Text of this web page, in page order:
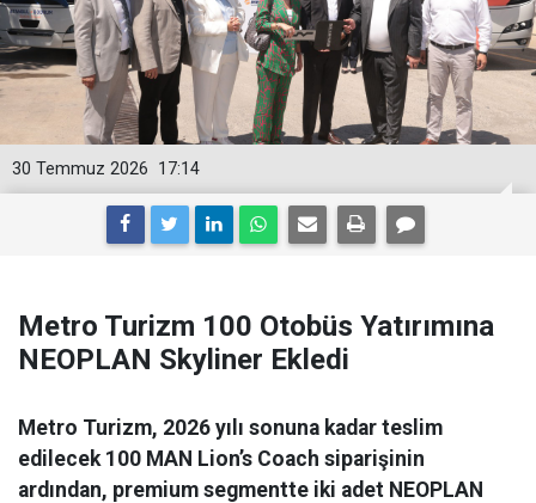
17:14
30 Temmuz 2026
Metro Turizm 100 Otobüs Yatırımına
NEOPLAN Skyliner Ekledi
Metro Turizm, 2026 yılı sonuna kadar teslim
edilecek 100 MAN Lion’s Coach siparişinin
ardından, premium segmentte iki adet NEOPLAN